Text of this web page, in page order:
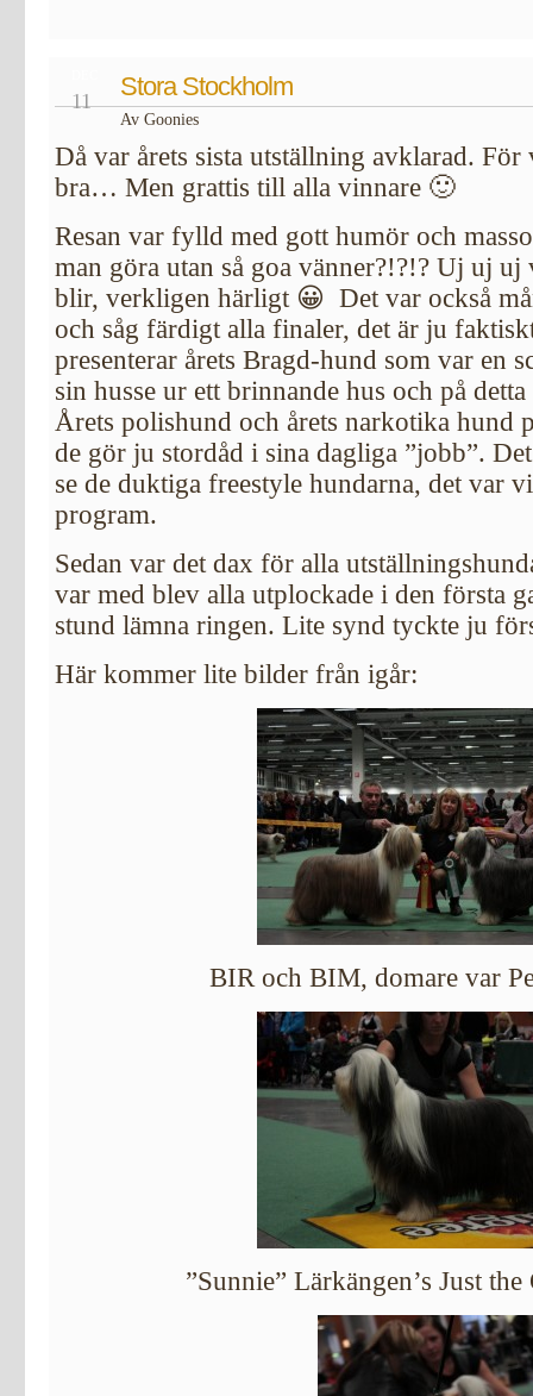
11 Stora Stockholm
Av Goonies
Då var årets sista utställning avklarad. För
bra… Men grattis till alla vinnare 🙂
Resan var fylld med gott humör och
man göra utan så goa vänner?!?!? Uj uj
blir, verkligen härligt 😀 Det var också
och såg färdigt alla finaler, det är ju
presenterar årets Bragd-hund som var en
sin husse ur ett brinnande hus och på
Årets polishund och årets narkotika hund
de gör ju stordåd i sina dagliga ”jobb”.
se de duktiga freestyle hundarna, det var
program.
Sedan var det dax för alla
var med blev alla utplockade i den första
stund lämna ringen. Lite synd tyckte ju
Här kommer lite bilder från igår:
BIR och BIM, domare var
”Sunnie” Lärkängen’s Just